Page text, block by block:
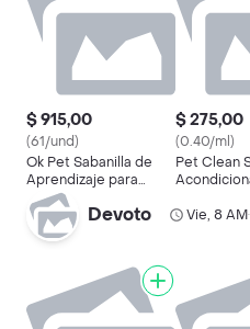
$ 915,00
(61/und)
Ok Pet Sabanilla de
Aprendizaje para
Mascotas
$ 275,00
(0.40/ml)
Pet Clean
Devoto Vie, 8 AM•